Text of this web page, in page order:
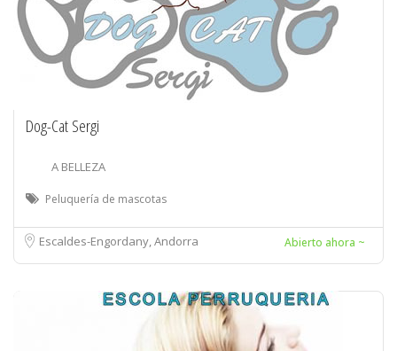
Dog-Cat Sergi
A BELLEZA
Peluquería de mascotas
Escaldes-Engordany, Andorra Abierto ahora ~